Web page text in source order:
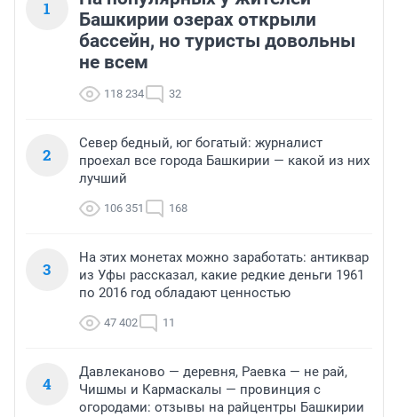
1
Башкирии озерах открыли
бассейн, но туристы довольны
не всем
118 234 32
2
Север бедный, юг богатый: журналист
проехал все города Башкирии — какой из них
лучший
106 351 168
3
На этих монетах можно заработать: антиквар
из Уфы рассказал, какие редкие деньги 1961
по 2016 год обладают ценностью
47 402 11
4
Давлеканово — деревня, Раевка — не рай,
Чишмы и Кармаскалы — провинция с
огородами: отзывы на райцентры Башкирии